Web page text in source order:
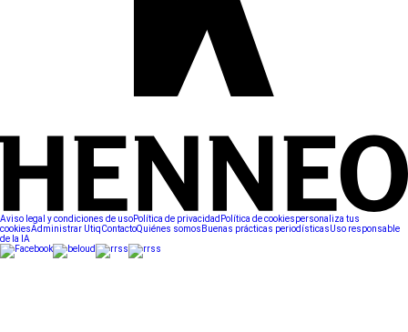
Aviso legal y condiciones de usoPolítica de privacidad Política de cookiespersonaliza tus
cookiesAdministrar UtiqContactoQuiénes somos Buenas prácticas periodísticasUso responsable
de la IA